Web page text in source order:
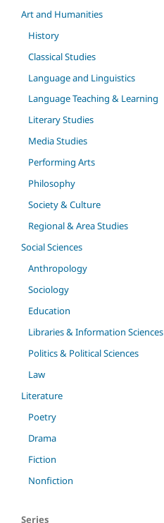
Art and Humanities
History
Classical Studies
Language and Linguistics
Language Teaching & Learning
Literary Studies
Media Studies
Performing Arts
Philosophy
Society & Culture
Regional & Area Studies
Social Sciences
Anthropology
Sociology
Education
Libraries & Information Sciences
Politics & Political Sciences
Law
Literature
Poetry
Drama
Fiction
Nonfiction
Series